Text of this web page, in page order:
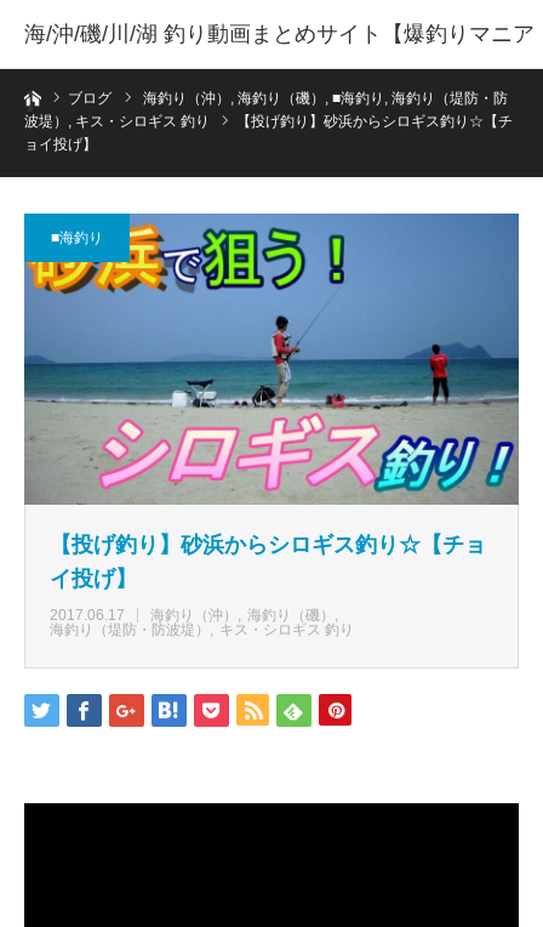
海/沖/磯/川/湖 釣り動画まとめサイト【爆釣りマニア
】ホームブログ 海釣り（沖） , 海釣り（磯） , ■海釣り , 海釣り（堤防・防
波堤） , キス・シロギス 釣り
【投げ釣り】砂浜からシロギス釣り☆【チ
ョイ投げ】
■海釣り
【投げ釣り】砂浜からシロギス釣り☆【チョ
イ投げ】
2017.06.17 海釣り（沖）
海釣り（磯）
海釣り（堤防・防波堤）
キス・シロギス 釣り